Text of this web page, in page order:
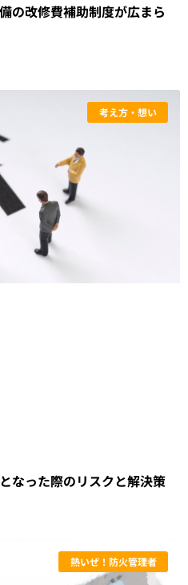
の改修費補助制度が広まら
考え方・想い
なった際のリスクと解決策
熱いぜ！防火管理者